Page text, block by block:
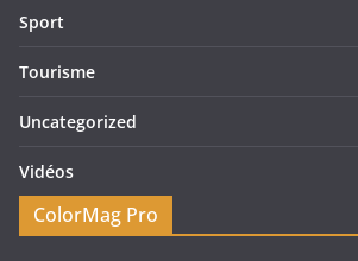
Sport
Tourisme
Uncategorized
Vidéos
ColorMag Pro